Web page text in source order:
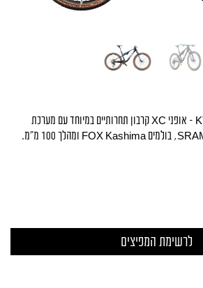
KTM Scarp Exonic 2025 – אופני XC קרבון תחרותיים במיוחד עם מערכת
SRAM XX SL Transmission, בולמים FOX Kashima ומהלך 100 מ״מ.